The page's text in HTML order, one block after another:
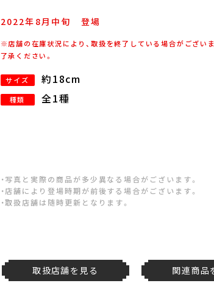
2022年 8月 中旬 登場
※店舗の在庫状況により、取扱を終了している場合がござい
了承ください。
サイズ 約18cm
種類 全1種
・写真と実際の商品が多少異なる場合がございます。
・店舗により登場時期が前後する場合がございます。
・取扱店舗は随時更新となります。
取扱店舗を見る 関連商品